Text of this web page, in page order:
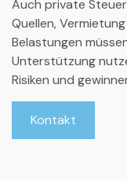
Auch private
Quellen,
Belastungen
Unterstützung
Risiken und
Kontakt